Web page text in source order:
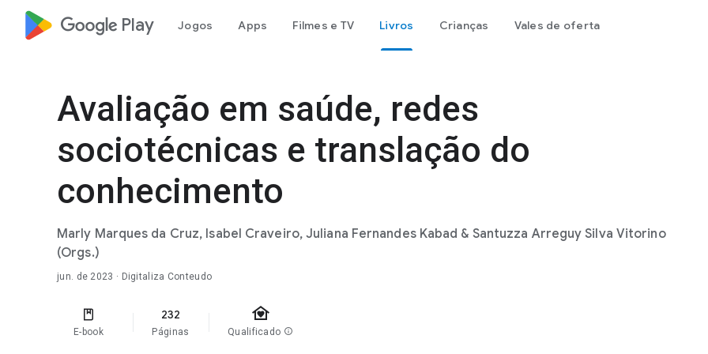
google_logo Play Jogos Apps Filmes e TV Livros Crianças Vales de oferta
Avaliação em saúde, redes
sociotécnicas e translação do
conhecimento
Marly Marques da Cruz, Isabel Craveiro, Juliana Fernandes Kabad & Santuzza Arreguy Silva Vitorino
(Orgs.)
jun. de 2023 · Digitaliza Conteudo
E-book
232
Páginas
family_home
Qualificado info